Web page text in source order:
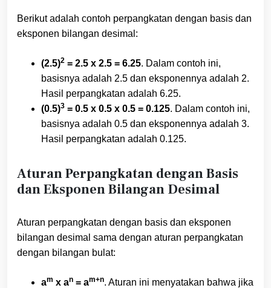
Berikut adalah contoh perpangkatan dengan basis dan
eksponen bilangan desimal:
(2.5)2 = 2.5 x 2.5 = 6.25. Dalam contoh ini,
basisnya adalah 2.5 dan eksponennya adalah 2.
Hasil perpangkatan adalah 6.25.
(0.5)3 = 0.5 x 0.5 x 0.5 = 0.125. Dalam contoh ini,
basisnya adalah 0.5 dan eksponennya adalah 3.
Hasil perpangkatan adalah 0.125.
Aturan Perpangkatan dengan Basis
dan Eksponen Bilangan Desimal
Aturan perpangkatan dengan basis dan eksponen
bilangan desimal sama dengan aturan perpangkatan
dengan bilangan bulat:
am x an = am+n. Aturan ini menyatakan bahwa jika